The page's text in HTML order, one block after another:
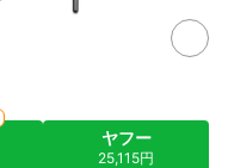
ヤフー
25,115円